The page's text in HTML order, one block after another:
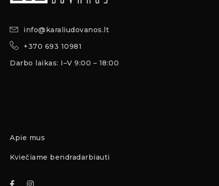
info@karaliudovanos.lt
+370 693 10981
Darbo laikas: I–V 9:00 – 18:00
Apie mus
Kviečiame bendradarbiauti